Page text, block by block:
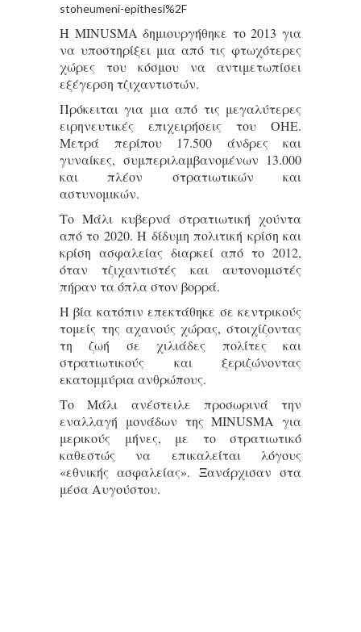
stoheumeni-epithesi%2F
Η MINUSMA δημιουργήθηκε το 2013 για
να υποστηρίξει μια από τις φτωχότερες
χώρες του κόσμου να αντιμετωπίσει
εξέγερση τζιχαντιστών.
Πρόκειται για μια από τις μεγαλύτερες
ειρηνευτικές επιχειρήσεις του ΟΗΕ.
Μετρά περίπου 17.500 άνδρες και
γυναίκες, συμπεριλαμβανομένων 13.000
και πλέον στρατιωτικών και
αστυνομικών.
Το Μάλι κυβερνά στρατιωτική χούντα
από το 2020. Η δίδυμη πολιτική κρίση και
κρίση ασφαλείας διαρκεί από το 2012,
όταν τζιχαντιστές και αυτονομιστές
πήραν τα όπλα στον βορρά.
Η βία κατόπιν επεκτάθηκε σε κεντρικούς
τομείς της αχανούς χώρας, στοιχίζοντας
τη ζωή σε χιλιάδες πολίτες και
στρατιωτικούς και ξεριζώνοντας
εκατομμύρια ανθρώπους.
Το Μάλι ανέστειλε προσωρινά την
εναλλαγή μονάδων της MINUSMA για
μερικούς μήνες, με το στρατιωτικό
καθεστώς να επικαλείται λόγους
«εθνικής ασφαλείας». Ξανάρχισαν στα
μέσα Αυγούστου.